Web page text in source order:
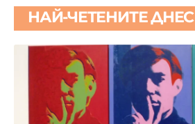
НАЙ-ЧЕТЕНИТЕ ДНЕС